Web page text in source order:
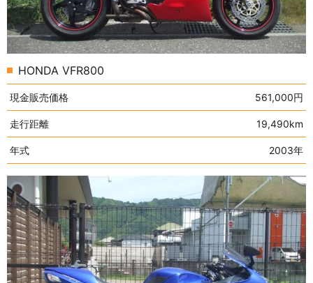
HONDA VFR800
現金販売価格 561,000円
走行距離 19,490km
年式 2003年